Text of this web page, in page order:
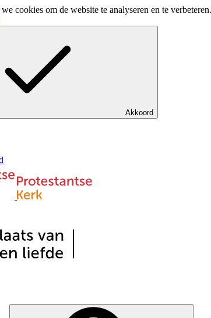
cookies om de website te analyseren en te
Akkoord